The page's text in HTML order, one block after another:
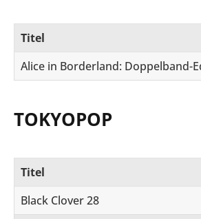
Titel
Alice in Borderland: Doppelband-
TOKYOPOP
Titel
Black Clover 28